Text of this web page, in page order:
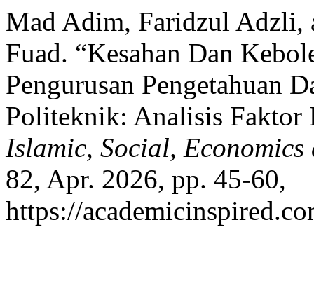
Mad Adim, Faridzul Adzli,
Fuad. “Kesahan Dan
Pengurusan Pengetahuan
Politeknik: Analisis
Islamic, Social, Economics
82, Apr. 2026, pp. 45-60,
https://